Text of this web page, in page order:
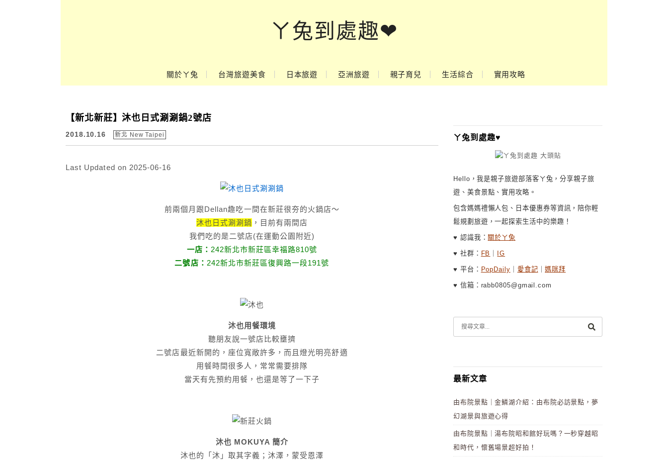
ㄚ兔到處趣❤
關於ㄚ兔 台灣旅遊美食 日本旅遊 亞洲旅遊 親子育兒 生活綜合 實用攻略
【新北新莊】沐也日式涮涮鍋2號店
2018.10.16 新北 New Taipei
Last Updated on 2025-06-16
前兩個月跟Dellan趣吃一間在新莊很夯的火鍋店～
沐也日式涮涮鍋 ，目前有兩間店
我們吃的是二號店(在運動公園附近)
一店： 242新北市新莊區幸福路810號
二號店： 242新北市新莊區復興路一段191號
沐也用餐環境
聽朋友說一號店比較壅擠
二號店最近新開的，座位寬敞許多，而且燈光明亮舒適
用餐時間很多人，常常需要排隊
當天有先預約用餐，也還是等了一下子
沐也 MOKUYA 簡介
沐也的「沐」取其字義；沐澤，蒙受恩澤
ㄚ兔到處趣♥
Hello，我是親子旅遊部落客ㄚ兔，分享親子旅
遊、美食景點、實用攻略。
包含媽媽禮懶人包、日本優惠券等資訊，陪你輕
鬆規劃旅遊，一起探索生活中的樂趣！
♥ 認識我： 關於ㄚ兔
♥ 社群： FB IG
♥ 平台： PopDaily 愛食記 ｜媽咪拜
♥ 信箱：rabb0805@gmail.com
最新文章
由布院景點｜金鱗湖介紹：由布院必訪景點，夢
幻湖景與旅遊心得
由布院景點｜湯布院昭和館好玩嗎？一秒穿越昭
和時代，懷舊場景超好拍！